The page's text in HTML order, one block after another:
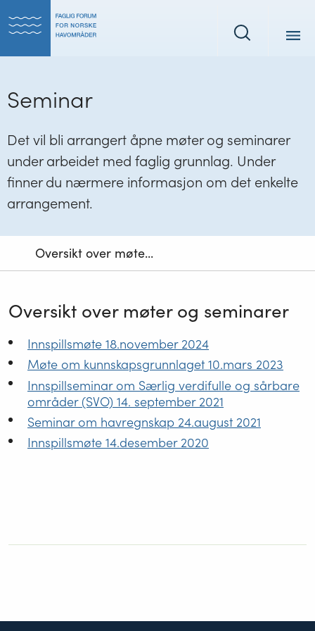
til
til
Søk
Seminar
Det vil bli arrangert åpne møter og seminarer
under arbeidet med faglig grunnlag. Under
finner du nærmere informasjon om det enkelte
arrangement.
Oversikt over møte...
Oversikt over møter og seminarer
Innspillsmøte 18.november 2024
Møte om kunnskapsgrunnlaget 10.mars 2023
Innspillseminar om Særlig verdifulle og sårbare
områder (SVO) 14. september 2021
Seminar om havregnskap 24.august 2021
Innspillsmøte 14.desember 2020